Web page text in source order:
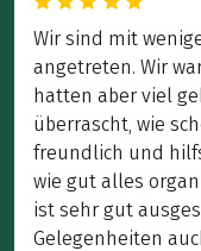
Wir sind mit
angetreten. Wir
hatten aber viel
überrascht, wie
freundlich und
wie gut alles
ist sehr gut
Gelegenheiten